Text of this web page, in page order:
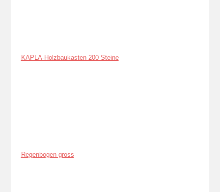
KAPLA-Holzbaukasten 200 Steine
Regenbogen gross